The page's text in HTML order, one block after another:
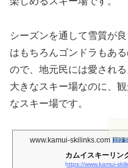
シーズンを通して雪質が
はもちろんゴンドラもあ
ので、地元民には愛され
大きなスキー場なのに、
なスキー場です。
www.kamui-skilinks.com 103
カムイスキーリン
https://www.kamui-